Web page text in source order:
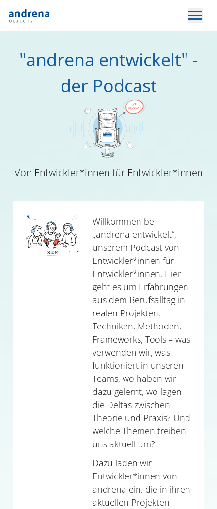
"andrena entwickelt" -
der Podcast
Von Entwickler*innen für Entwickler*innen
Willkommen bei
„andrena entwickelt“,
unserem Podcast von
Entwickler*innen für
Entwickler*innen. Hier
geht es um Erfahrungen
aus dem Berufsalltag in
realen Projekten:
Techniken, Methoden,
Frameworks, Tools – was
verwenden wir, was
funktioniert in unseren
Teams, wo haben wir
dazu gelernt, wo lagen
die Deltas zwischen
Theorie und Praxis? Und
welche Themen treiben
uns aktuell um?
Dazu laden wir
Entwickler*innen von
andrena ein, die in ihren
aktuellen Projekten